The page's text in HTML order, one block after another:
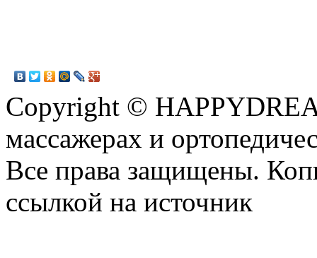
Copyright ©
массажерах и
Все права защищены.
ссылкой на источник